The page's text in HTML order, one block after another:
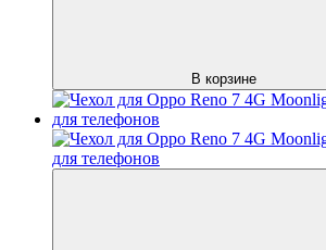
В корзине